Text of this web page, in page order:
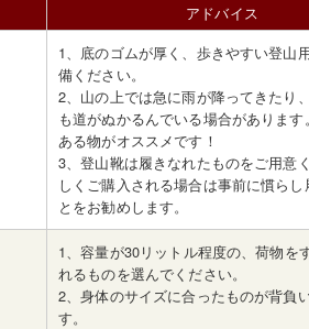
アドバイス
1、底のゴムが厚く、歩きやすい登山
備ください。
2、山の上では急に雨が降ってきたり
も道がぬかるんでいる場合がありま
ある物がオススメです！
3、登山靴は履きなれたものをご用意
しくご購入される場合は事前に慣ら
とをお勧めします。
1、容量が30リットル程度の、荷物を
れるものを選んでください。
2、身体のサイズに合ったものが背負
す。